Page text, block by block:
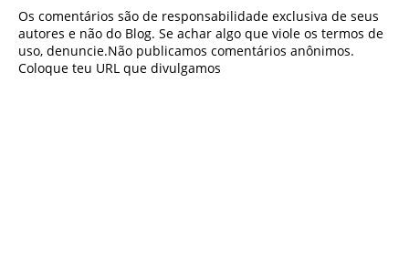
Os comentários são de responsabilidade exclusiva de seus
autores e não do Blog. Se achar algo que viole os termos de
uso, denuncie.Não publicamos comentários anônimos.
Coloque teu URL que divulgamos